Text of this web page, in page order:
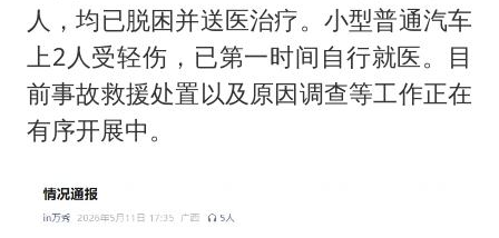
人，均已脱困并送医治疗。小型普通汽车
上2人受轻伤，已第一时间自行就医。目
前事故救援处置以及原因调查等工作正在
有序开展中。